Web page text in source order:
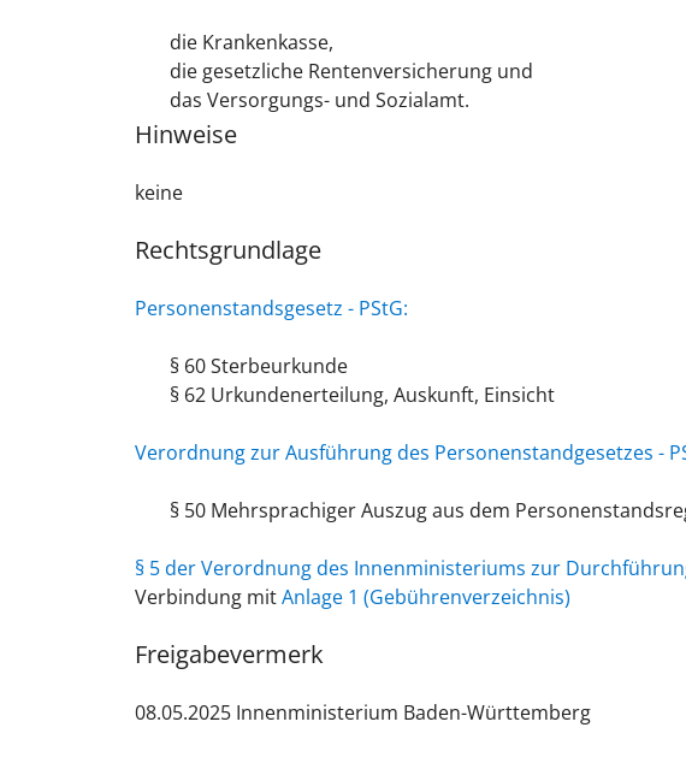
die Krankenkasse,
die gesetzliche Rentenversicherung und
das Versorgungs- und Sozialamt.
Hinweise
keine
Rechtsgrundlage
Personenstandsgesetz - PStG:
§ 60 Sterbeurkunde
§ 62 Urkundenerteilung, Auskunft, Einsicht
Verordnung zur Ausführung des Personenstandgesetzes -
§ 50 Mehrsprachiger Auszug aus dem
§ 5 der Verordnung des Innenministeriums zur
Verbindung mitAnlage 1 (Gebührenverzeichnis)
Freigabevermerk
08.05.2025 Innenministerium Baden-Württemberg